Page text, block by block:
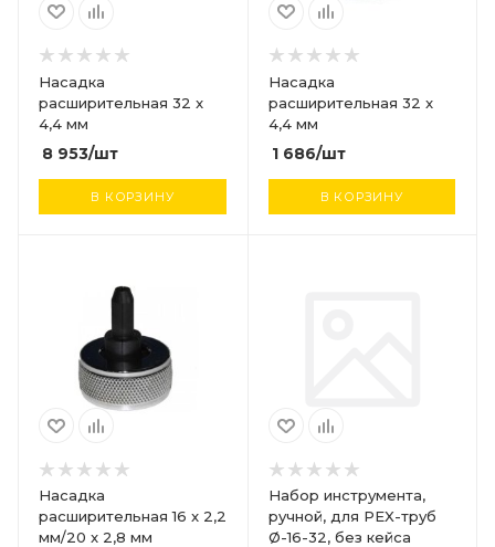
Насадка
расширительная 32 x
4,4 мм
8 953/шт
В КОРЗИНУ
Насадка
расширительная 32 x
4,4 мм
1 686/шт
В КОРЗИНУ
Насадка
расширительная 16 x 2,2
мм/20 x 2,8 мм
Набор инструмента,
ручной, для PEX-труб
Ø-16-32, без кейса